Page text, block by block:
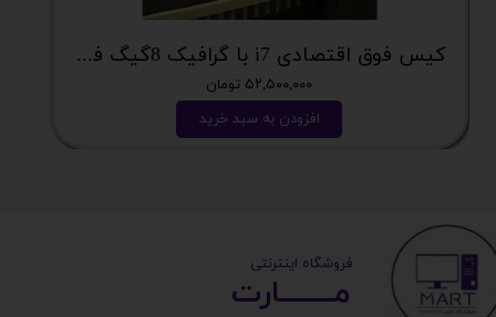
کیس فوق اقتصادی i7 با گرافیک 8گیگ فوق اکونومی کد 2162
۵۲,۵۰۰,۰۰۰ تومان
افزودن به سبد خرید
مــــــــارت​​​​​​
​ ​فروشگاه اینترنتی